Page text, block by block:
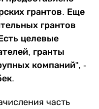
грантов. Еще
грантов
целевые
гранты
компаний", -
часть